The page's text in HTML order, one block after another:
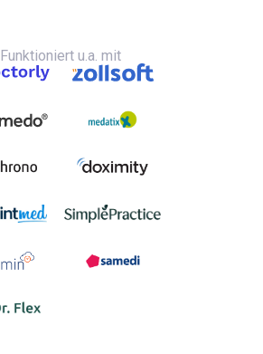
Funktioniert u.a. mit